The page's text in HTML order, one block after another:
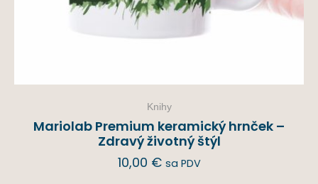
Knihy
Mariolab Premium keramický hrnček –
Zdravý životný štýl
10,00 € sa PDV